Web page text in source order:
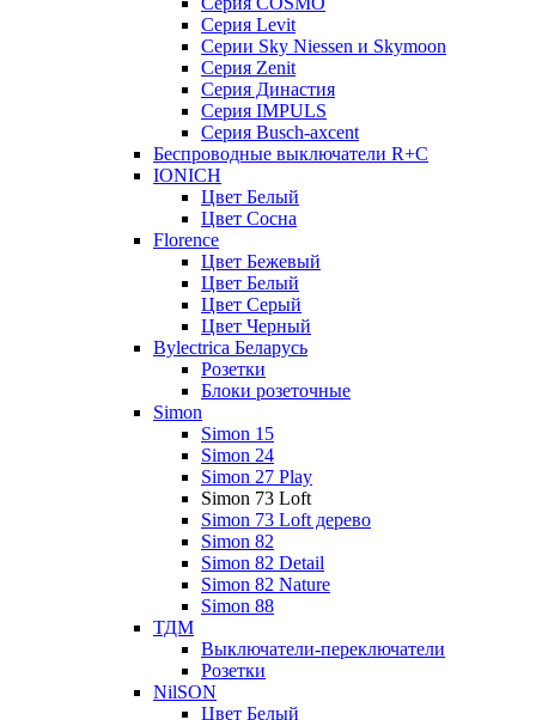
Серия Lеvit
Серии Sky Niessen и Skymoon
Серия Zenit
Серия Династия
Серия IMPULS
Серия Вusch-axcent
Беспроводные выключатели R+C
IONICH
Цвет Белый
Цвет Сосна
Florence
Цвет Бежевый
Цвет Белый
Цвет Серый
Цвет Черный
Bylectrica Беларусь
Розетки
Блоки розеточные
Simon
Simon 15
Simon 24
Simon 27 Play
Simon 73 Loft
Simon 73 Loft дерево
Simon 82
Simon 82 Detail
Simon 82 Nature
Simon 88
ТДМ
Выключатели-переключатели
Розетки
NilSON
Цвет Белый